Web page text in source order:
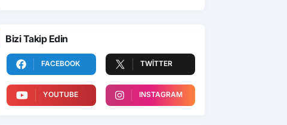
Bizi Takip Edin
FACEBOOK TWITTER
YOUTUBE INSTAGRAM